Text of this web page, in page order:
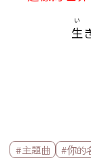
生
い
標籤欄
#主題曲 #你的